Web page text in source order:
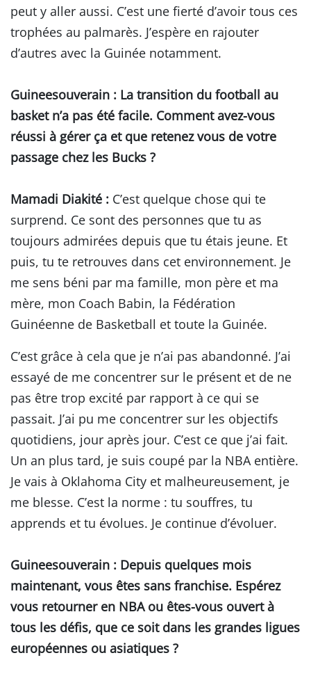
peut y aller aussi. C’est une fierté d’avoir tous ces
trophées au palmarès. J’espère en rajouter
d’autres avec la Guinée notamment.
Guineesouverain : La transition du football au
basket n’a pas été facile. Comment avez-vous
réussi à gérer ça et que retenez vous de votre
passage chez les Bucks ?
Mamadi Diakité : C’est quelque chose qui te
surprend. Ce sont des personnes que tu as
toujours admirées depuis que tu étais jeune. Et
puis, tu te retrouves dans cet environnement. Je
me sens béni par ma famille, mon père et ma
mère, mon Coach Babin, la Fédération
Guinéenne de Basketball et toute la Guinée.
C’est grâce à cela que je n’ai pas abandonné. J’ai
essayé de me concentrer sur le présent et de ne
pas être trop excité par rapport à ce qui se
passait. J’ai pu me concentrer sur les objectifs
quotidiens, jour après jour. C’est ce que j’ai fait.
Un an plus tard, je suis coupé par la NBA entière.
Je vais à Oklahoma City et malheureusement, je
me blesse. C’est la norme : tu souffres, tu
apprends et tu évolues. Je continue d’évoluer.
Guineesouverain : Depuis quelques mois
maintenant, vous êtes sans franchise. Espérez
vous retourner en NBA ou êtes-vous ouvert à
tous les défis, que ce soit dans les grandes ligues
européennes ou asiatiques ?